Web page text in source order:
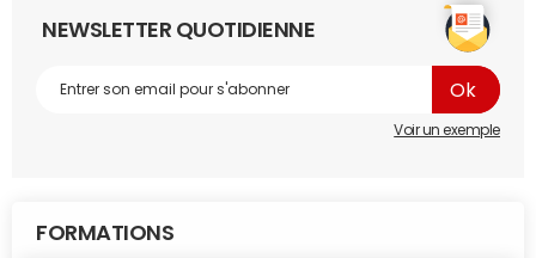
NEWSLETTER QUOTIDIENNE
Voir un exemple
FORMATIONS